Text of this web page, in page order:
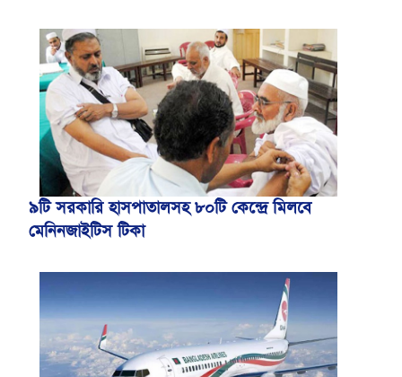
৯টি সরকারি হাসপাতালসহ ৮০টি কেন্দ্রে মিলবে
মেনিনজাইটিস টিকা